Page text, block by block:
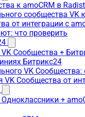
к amoCRM в
сообщества VK
от интеграции с
что проверить
Сообщества +
Битрикс24
VK
Сообщества от
+